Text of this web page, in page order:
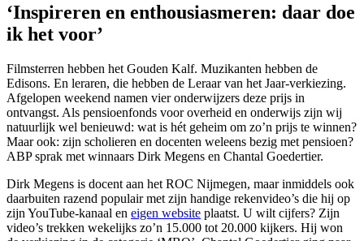
‘Inspireren en enthousiasmeren: daar doe
ik het voor’
Filmsterren hebben het Gouden Kalf. Muzikanten hebben de
Edisons. En leraren, die hebben de Leraar van het Jaar-verkiezing.
Afgelopen weekend namen vier onderwijzers deze prijs in
ontvangst. Als pensioenfonds voor overheid en onderwijs zijn wij
natuurlijk wel benieuwd: wat is hét geheim om zo’n prijs te winnen?
Maar ook: zijn scholieren en docenten weleens bezig met pensioen?
ABP sprak met winnaars Dirk Megens en Chantal Goedertier.
Dirk Megens is docent aan het ROC Nijmegen, maar inmiddels ook
daarbuiten razend populair met zijn handige rekenvideo’s die hij op
zijn YouTube-kanaal en eigen website plaatst. U wilt cijfers? Zijn
video’s trekken wekelijks zo’n 15.000 tot 20.000 kijkers. Hij won